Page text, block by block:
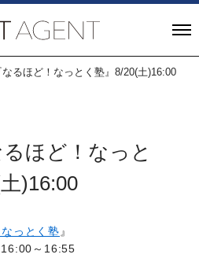
なるほど！なっとく塾』8/20(土)16:00
ほど！なっと
)16:00
っとく塾 』
～16:55